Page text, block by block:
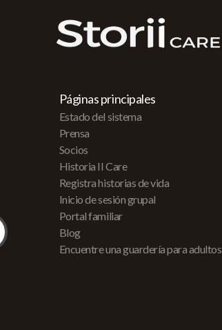
Páginas principales
Estado del sistema
Prensa
Socios
Historia II Care
Registra historias de vida
Inicio de sesión grupal
Portal familiar
Blog
Encuentre una guardería para adultos